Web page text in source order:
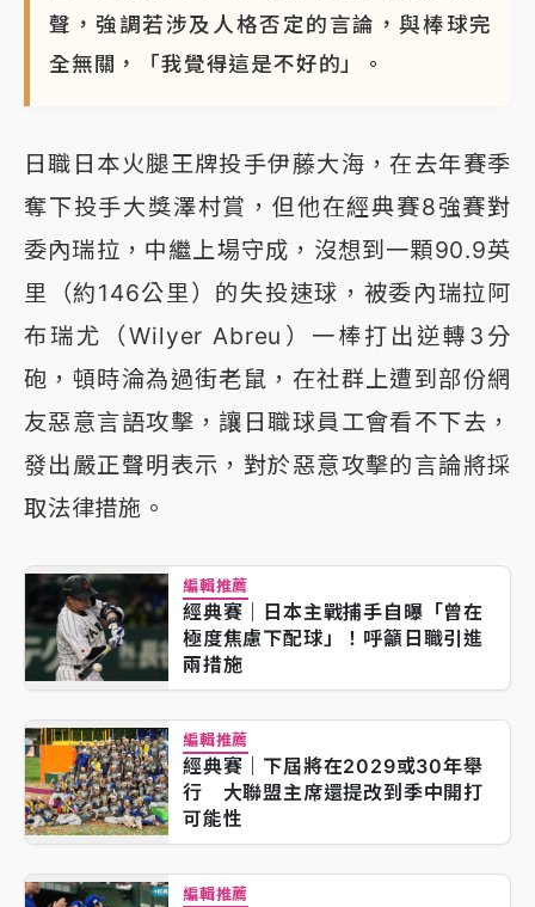
聲，強調若涉及人格否定的言論，與棒球完
全無關，「我覺得這是不好的」。
日職日本火腿王牌投手伊藤大海，在去年賽季
奪下投手大獎澤村賞，但他在經典賽8強賽對
委內瑞拉，中繼上場守成，沒想到一顆90.9英
里（約146公里）的失投速球，被委內瑞拉阿
布瑞尤（Wilyer Abreu）一棒打出逆轉3分
砲，頓時淪為過街老鼠，在社群上遭到部份網
友惡意言語攻擊，讓日職球員工會看不下去，
發出嚴正聲明表示，對於惡意攻擊的言論將採
取法律措施。
編輯推薦
經典賽｜日本主戰捕手自曝「曾在
極度焦慮下配球」！呼籲日職引進
兩措施
編輯推薦
經典賽｜下屆將在2029或30年舉
行 大聯盟主席還提改到季中開打
可能性
編輯推薦